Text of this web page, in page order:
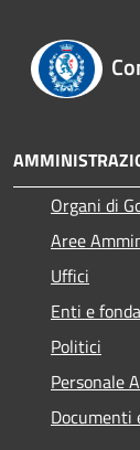
Organi di
Aree
Uffici
Enti e
Politici
Personale
Documenti